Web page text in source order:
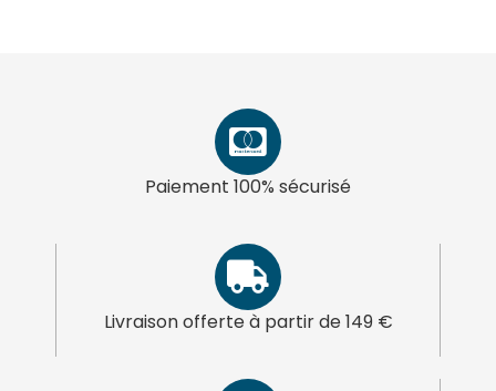
Paiement 100% sécurisé
Livraison offerte à partir de 149 €